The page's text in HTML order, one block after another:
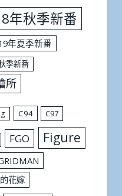
年秋季新番
年夏季新番
季新番
所
C94 C97
FGO Figure
花嫁